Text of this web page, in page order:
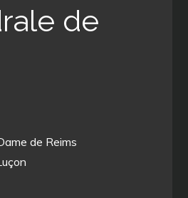
de
de Reims